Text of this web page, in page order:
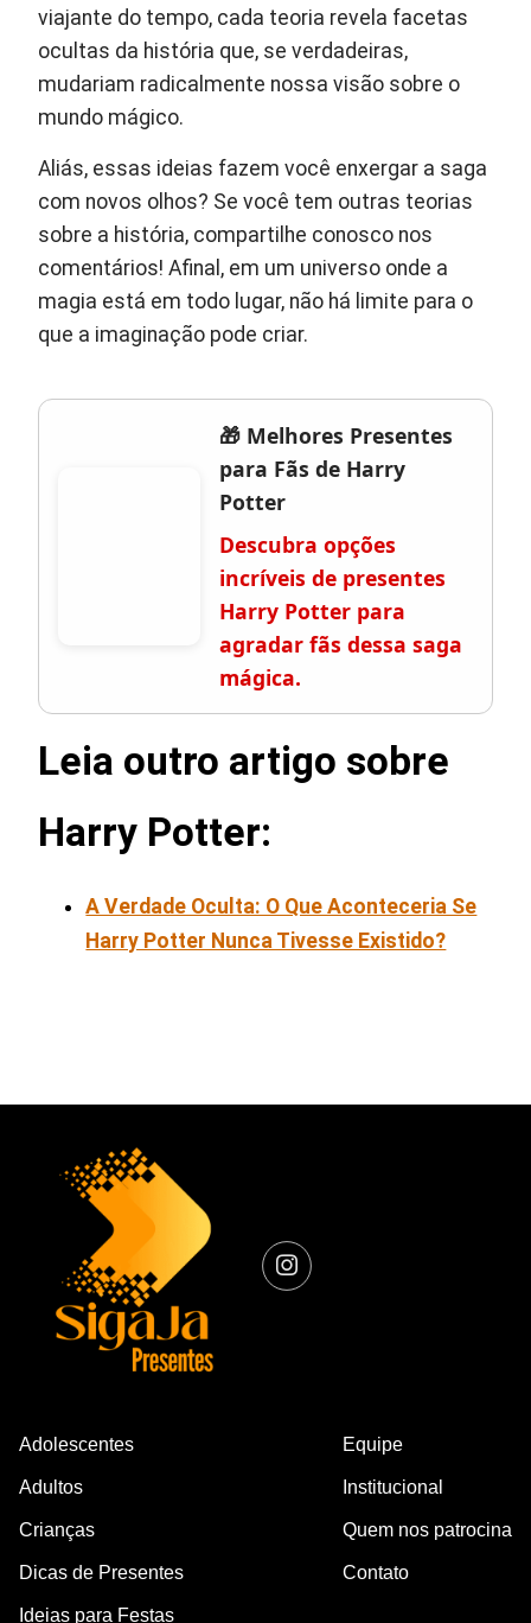
viajante do tempo, cada teoria revela facetas
ocultas da história que, se verdadeiras,
mudariam radicalmente nossa visão sobre o
mundo mágico.
Aliás, essas ideias fazem você enxergar a saga
com novos olhos? Se você tem outras teorias
sobre a história, compartilhe conosco nos
comentários! Afinal, em um universo onde a
magia está em todo lugar, não há limite para o
que a imaginação pode criar.
🎁 Melhores Presentes
para Fãs de Harry
Potter
Descubra opções
incríveis de presentes
Harry Potter para
agradar fãs dessa saga
mágica.
Leia outro artigo sobre
Harry Potter:
A Verdade Oculta: O Que Aconteceria Se
Harry Potter Nunca Tivesse Existido?
Adolescentes
Adultos
Crianças
Dicas de Presentes
Ideias para Festas
Equipe
Institucional
Quem nos patrocina
Contato